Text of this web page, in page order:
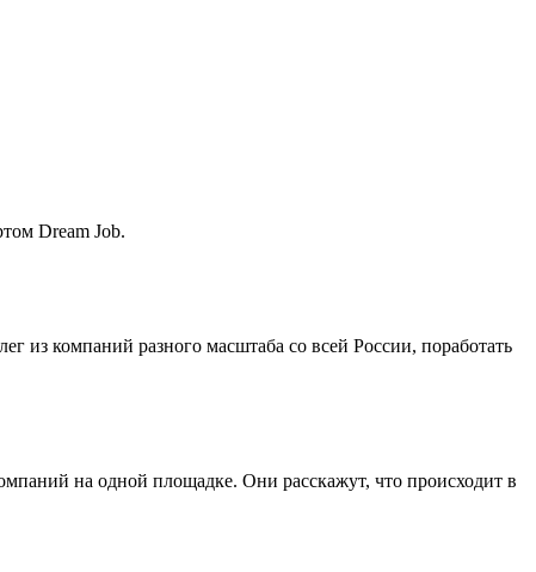
Dream Job.
из компаний разного масштаба со всей России, поработать
на одной площадке. Они расскажут, что происходит в